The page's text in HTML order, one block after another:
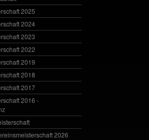
2025
2024
2023
2022
2019
2018
2017
2016 -
2026